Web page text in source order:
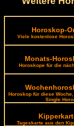
Horoskop-
Viele kostenlose
Monats-
Horoskope für die
Horoskop für diese
Single
Tageskarte aus den